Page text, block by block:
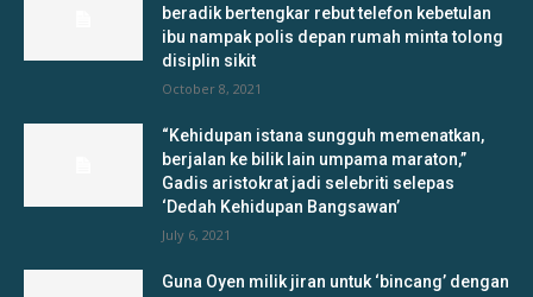
beradik bertengkar rebut telefon kebetulan
ibu nampak polis depan rumah minta tolong
disiplin sikit
October 8, 2021
“Kehidupan istana sungguh memenatkan,
berjalan ke bilik lain umpama maraton,”
Gadis aristokrat jadi selebriti selepas
‘Dedah Kehidupan Bangsawan’
July 6, 2021
Guna Oyen milik jiran untuk ‘bincang’ dengan